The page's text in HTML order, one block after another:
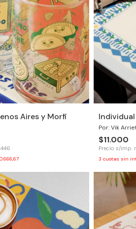
Aires y Morfi
Por: Vik
$11.000
Precio s/imp.
3 cuotas sin